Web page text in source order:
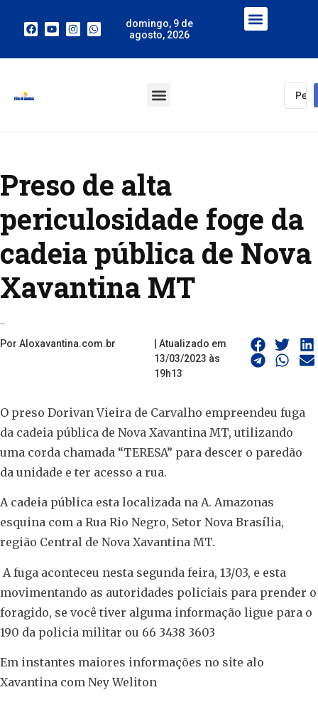
domingo, 9 de
agosto, 2026
Preso de alta
periculosidade foge da
cadeia pública de Nova
Xavantina MT
..
Por Aloxavantina.com.br
| Atualizado em
13/03/2023 às
19h13
O preso Dorivan Vieira de Carvalho empreendeu fuga
da cadeia pública de Nova Xavantina MT, utilizando
uma corda chamada “TERESA” para descer o paredão
da unidade e ter acesso a rua.
A cadeia pública esta localizada na A. Amazonas
esquina com a Rua Rio Negro, Setor Nova Brasília,
região Central de Nova Xavantina MT.
A fuga aconteceu nesta segunda feira, 13/03, e esta
movimentando as autoridades policiais para prender o
foragido, se você tiver alguma informação ligue para o
190 da policia militar ou 66 3438 3603
Em instantes maiores informações no site alo
Xavantina com Ney Weliton